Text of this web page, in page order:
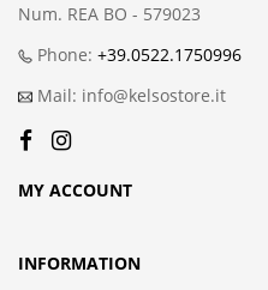
Num. REA BO - 579023
Phone: +39.0522.1750996
Mail: info@kelsostore.it
MY ACCOUNT
INFORMATION